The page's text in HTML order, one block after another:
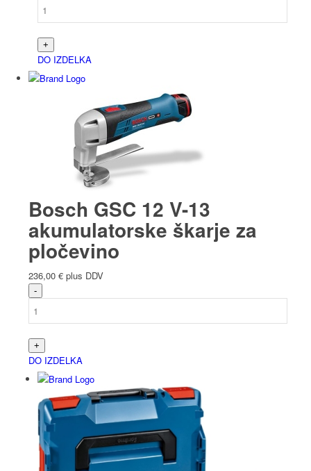
DO IZDELKA
Bosch GSC 12 V-13
akumulatorske škarje za
pločevino
236,00 € plus DDV
DO IZDELKA